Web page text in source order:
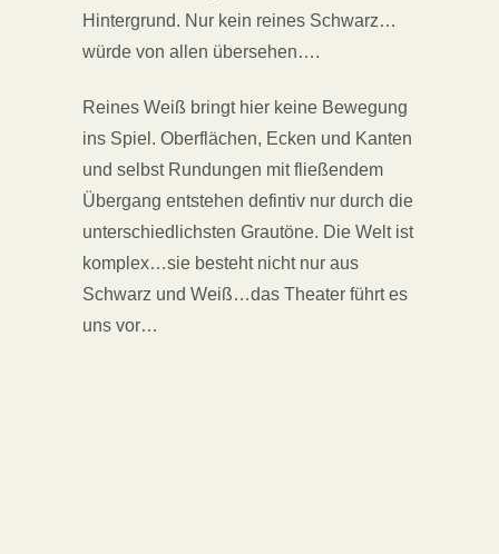
Hintergrund. Nur kein reines Schwarz…
würde von allen übersehen….
Reines Weiß bringt hier keine Bewegung
ins Spiel. Oberflächen, Ecken und Kanten
und selbst Rundungen mit fließendem
Übergang entstehen defintiv nur durch die
unterschiedlichsten Grautöne. Die Welt ist
komplex…sie besteht nicht nur aus
Schwarz und Weiß…das Theater führt es
uns vor…